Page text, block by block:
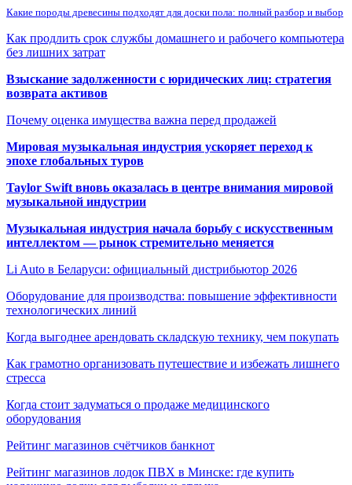
Какие породы древесины подходят для доски пола: полный разбор и выбор
Как продлить срок службы домашнего и рабочего компьютера
без лишних затрат
Взыскание задолженности с юридических лиц: стратегия
возврата активов
Почему оценка имущества важна перед продажей
Мировая музыкальная индустрия ускоряет переход к
эпохе глобальных туров
Taylor Swift вновь оказалась в центре внимания мировой
музыкальной индустрии
Музыкальная индустрия начала борьбу с искусственным
интеллектом — рынок стремительно меняется
Li Auto в Беларуси: официальный дистрибьютор 2026
Оборудование для производства: повышение эффективности
технологических линий
Когда выгоднее арендовать складскую технику, чем покупать
Как грамотно организовать путешествие и избежать лишнего
стресса
Когда стоит задуматься о продаже медицинского
оборудования
Рейтинг магазинов счётчиков банкнот
Рейтинг магазинов лодок ПВХ в Минске: где купить